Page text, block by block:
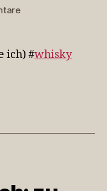
zu
Park
(überspringe…
ich) #whisky